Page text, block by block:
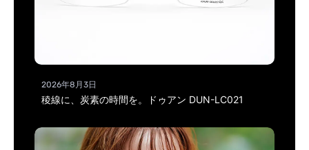
2026年8月3日
稜線に、炭素の時間を。ドゥアン DUN-LC021